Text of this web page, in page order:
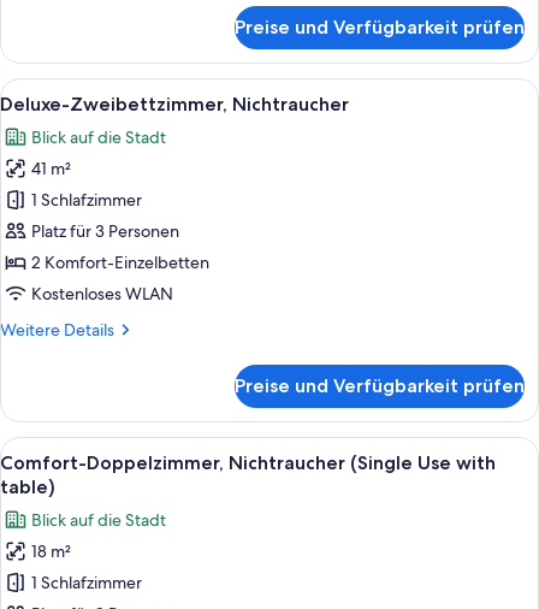
Zweibettzimmer,
Nichtraucher
Preise und Verfügbarkeit prüfen
Alle
Fotos
für
Deluxe-
Zweibettzimmer,
Nichtraucher
anzeigen
Ein Hotelzimmer mit zwei Betten,
27
Deluxe-Zweibettzimmer, Nichtraucher
Blick auf die Stadt
41 m²
1 Schlafzimmer
Platz für 3 Personen
2 Komfort-Einzelbetten
Kostenloses WLAN
Weitere Details
Weitere
Zweibettzimmer,
Nichtraucher
Preise und Verfügbarkeit prüfen
Alle
Fotos
für
Comfort-
Doppelzimmer,
Nichtraucher
Ein modernes Hotelzimmer mit
18
Comfort-Doppelzimmer, Nichtraucher (Single Use with
table)
Blick auf die Stadt
18 m²
1 Schlafzimmer